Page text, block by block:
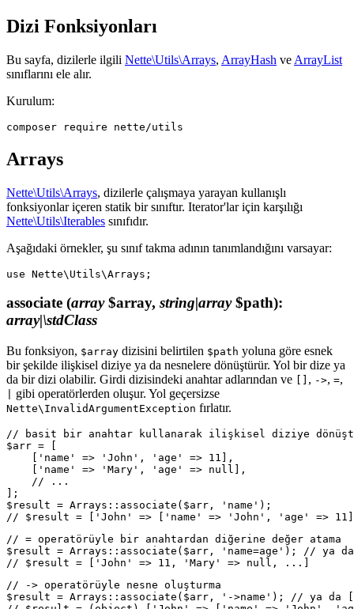
Dizi Fonksiyonları
Bu sayfa, dizilerle ilgili Nette\Utils\Arrays, ArrayHash ve ArrayList
sınıflarını ele alır.
Kurulum:
Arrays
Nette\Utils\Arrays, dizilerle çalışmaya yarayan kullanışlı
fonksiyonlar içeren statik bir sınıftır. Iterator'lar için karşılığı
Nette\Utils\Iterables sınıfıdır.
Aşağıdaki örnekler, şu sınıf takma adının tanımlandığını varsayar:
associate (array$array, string|array$path):
array|\stdClass
Bu fonksiyon, $array dizisini belirtilen $path yoluna göre esnek
bir şekilde ilişkisel diziye ya da nesnelere dönüştürür. Yol bir dize ya
da bir dizi olabilir. Girdi dizisindeki anahtar adlarından ve
, ->, =,
gibi operatörlerden oluşur. Yol geçersizse
Nette\InvalidArgumentException fırlatır.
// basit bir anahtar kullanarak ilişkisel diziye
$arr = [
    ['name' => 'John', 'age' => 11],
    ['name' => 'Mary', 'age' => null],
    // ...
];
$result = Arrays::associate($arr, 'name');
// = operatörüyle bir anahtardan diğerine değer atama
$result = Arrays::associate($arr, 'name=age'); // ya
// -> operatörüyle nesne oluşturma
$result = Arrays::associate($arr, '->name'); // ya